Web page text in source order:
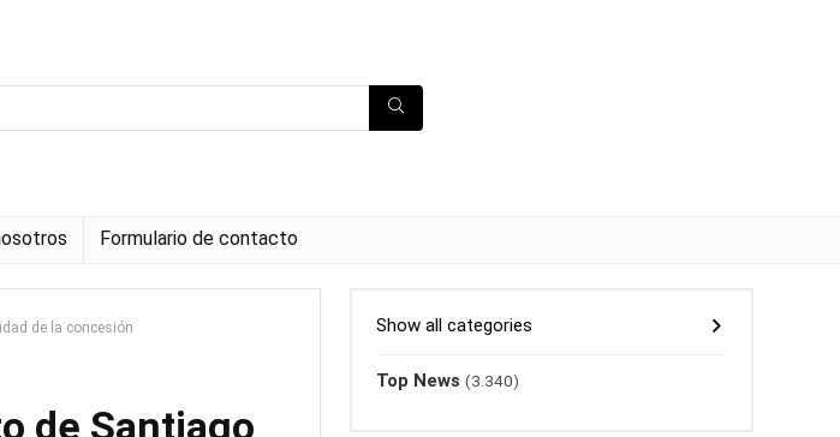
Formulario de contacto
de la concesión
de Santiago
Show all categories
Top News (3.340)